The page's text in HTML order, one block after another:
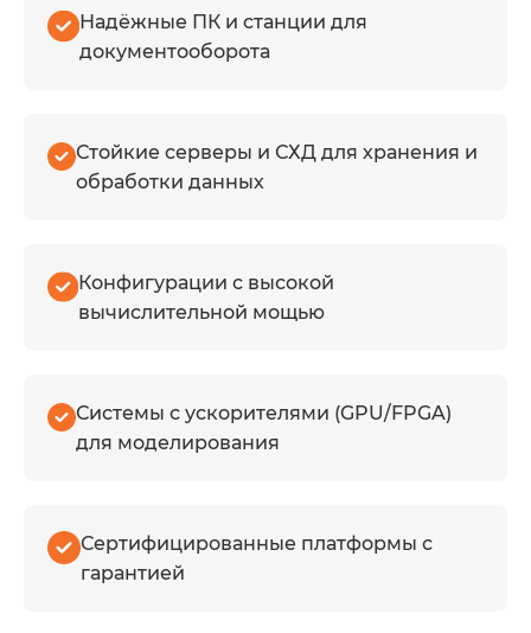
Надёжные ПК и станции для
документооборота
Стойкие серверы и СХД для хранения и
обработки данных
Конфигурации с высокой
вычислительной мощью
Системы с ускорителями (GPU/FPGA)
для моделирования
Сертифицированные платформы с
гарантией